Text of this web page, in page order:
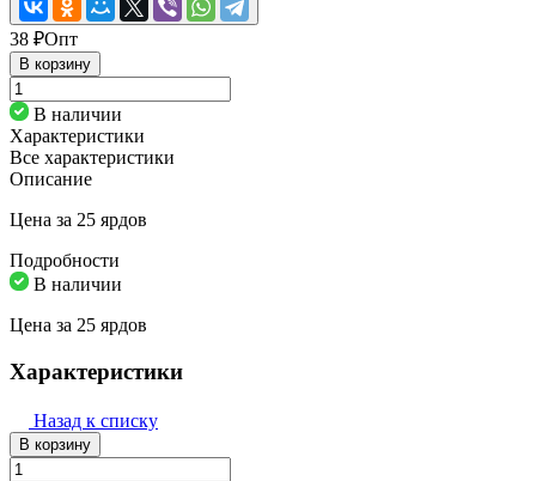
38 ₽Опт
В корзину
В наличии
Характеристики
Все характеристики
Описание
Цена за 25 ярдов
Подробности
В наличии
Цена за 25 ярдов
Характеристики
Назад к списку
В корзину